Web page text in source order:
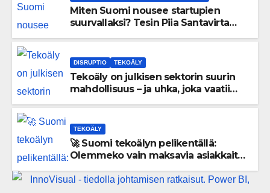
Miten Suomi nousee startupien
suurvallaksi? Tesin Piia Santavirta
DISRUPTIO TEKOÄLY
Tekoäly on julkisen sektorin suurin
mahdollisuus – ja uhka, joka vaatii
TEKOÄLY
🚀 Suomi tekoälyn pelikentällä:
Olemmeko vain maksavia asiakkaita
gigatehtaan?